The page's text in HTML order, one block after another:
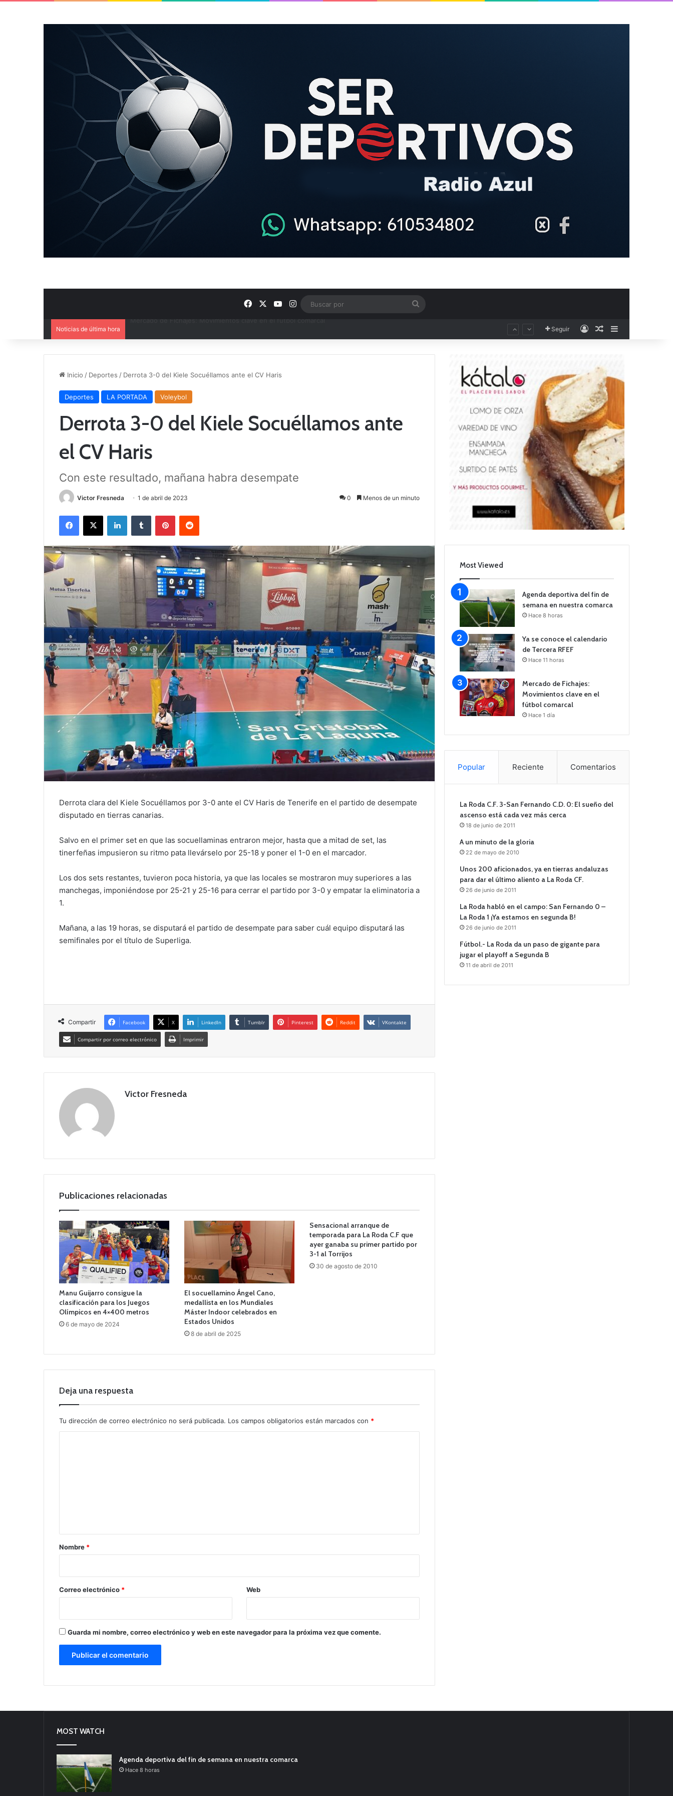
FacebookYouTube
Instagram
Noticias de última hora Seguir AccesoPublicación al
Inicio / Deportes / Derrota 3-0 del Kiele Socuéllamos ante el CV Haris
Deportes LA PORTADA Voleybol
Derrota 3-0 del Kiele Socuéllamos ante
el CV Haris
Con este resultado, mañana habra desempate
Victor Fresneda 1 de abril de 2023 0 Menos de un minuto
Derrota clara del Kiele Socuéllamos por 3-0 ante el CV Haris de Tenerife en el partido de desempate
disputado en tierras canarias.
Salvo en el primer set en que las socuellaminas entraron mejor, hasta que a mitad de set, las
tinerfeñas impusieron su ritmo pata llevárselo por 25-18 y poner el 1-0 en el marcador.
Los dos sets restantes, tuvieron poca historia, ya que las locales se mostraron muy superiores a las
manchegas, imponiéndose por 25-21 y 25-16 para cerrar el partido por 3-0 y empatar la eliminatoria a
1.
Mañana, a las 19 horas, se disputará el partido de desempate para saber cuál equipo disputará las
semifinales por el título de Superliga.
Compartir Facebook X LinkedIn Tumblr Pinterest Reddit VKontakte
Compartir por correo electrónico Imprimir
Victor Fresneda
Publicaciones relacionadas
Manu Guijarro consigue la
clasificación para los Juegos
Olímpicos en 4×400 metros
6 de mayo de 2024
El socuellamino Ángel Cano,
medallista en los Mundiales
Máster Indoor celebrados en
Estados Unidos
8 de abril de 2025
Sensacional arranque de
temporada para La Roda C.F que
ayer ganaba su primer partido por
3-1 al Torrijos
30 de agosto de 2010
Deja una respuesta
Tu dirección de correo electrónico no será publicada. Los campos obligatorios están marcados con *
r
*
Nombre *
Correo electrónico * Web
Guarda mi nombre, correo electrónico y web en este navegador para la próxima vez que comente.
Most Viewed
Agenda deportiva del fin de
semana en nuestra comarca
Hace 8 horas
Ya se conoce el calendario
de Tercera RFEF
Hace 11 horas
Mercado de Fichajes:
Movimientos clave en el
fútbol comarcal
Hace 1 día
Popular Reciente Comentarios
La Roda C.F. 3-San Fernando C.D. 0: El sueño del
ascenso está cada vez más cerca
18 de junio de 2011
A un minuto de la gloria
22 de mayo de 2010
Unos 200 aficionados, ya en tierras andaluzas
para dar el último aliento a La Roda CF.
26 de junio de 2011
La Roda habló en el campo: San Fernando 0 –
La Roda 1 ¡Ya estamos en segunda B!
26 de junio de 2011
Fútbol.- La Roda da un paso de gigante para
jugar el playoff a Segunda B
11 de abril de 2011
MOST WATCH
Agenda deportiva del fin de semana en nuestra comarca
Hace 8 horas